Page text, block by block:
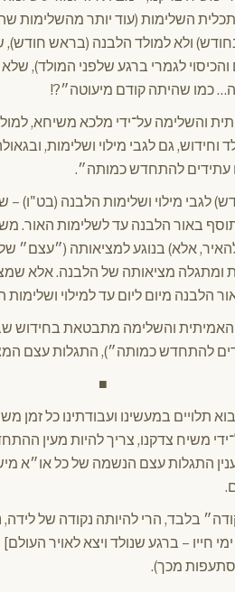
השלימות (עוד יותר מהשלימות
בחודש) ולא למולד הלבנה (בראש
לגמרי ברגע שלפני המולד),
כמו שהיתה קודם מיעוטה״?!
והשלימה על־ידי מלכא משיחא,
גם לגבי מילוי ושלימות,
עתידים להתחדש כמותה״.
לגבי מילוי ושלימות הלבנה (בט"ו) –
באור הלבנה עד לשלימות
אלא) בנוגע למציאותה (״עצם״
מציאותה של הלבנה. אלא
הלבנה מיום ליום עד למילוי ושלימות
והשלימה מתבטאת בחידוש
להתחדש כמותה״), התגלות עצם
■
תלויים במעשינו ועבודתינו כל
משיח צדקנו, צריך להיות מעין
התגלות עצם הנשמה של כל או״א
בלבד, הרי להיותה נקודה של
חייו – ברגע שנולד ויצא לאויר
מכך).